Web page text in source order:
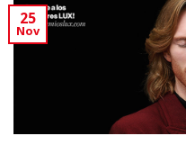
25
Nov